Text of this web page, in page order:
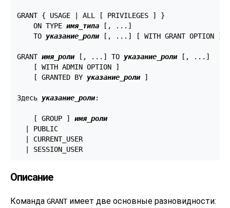
GRANT { USAGE | ALL [ PRIVILEGES ] }
    ON TYPE
имя_типа [, ...]
    TO
указание_роли [, ...] [ WITH GRANT OPTION ]
GRANT имя_роли [, ...] TO указание_роли [, ...]
    [ WITH ADMIN OPTION ]
    [ GRANTED BY
указание_роли ]
Здесь указание_роли:
    [ GROUP ]
имя_роли
  | PUBLIC
  | CURRENT_USER
  | SESSION_USER
Описание
Команда GRANTимеет две основные разновидности: